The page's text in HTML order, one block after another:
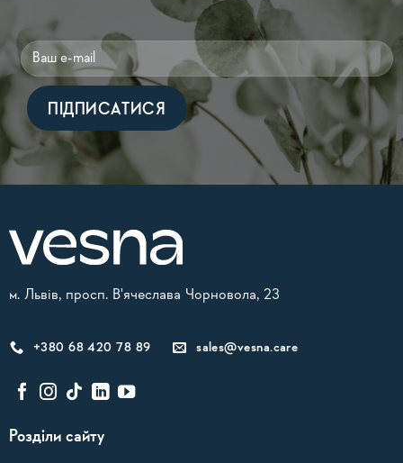
Alternative:
м. Львів, просп. В'ячеслава Чорновола, 23
+380 68 420 78 89 sales@vesna.care
Розділи сайту